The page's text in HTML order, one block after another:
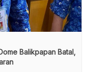
Balikpapan Batal,